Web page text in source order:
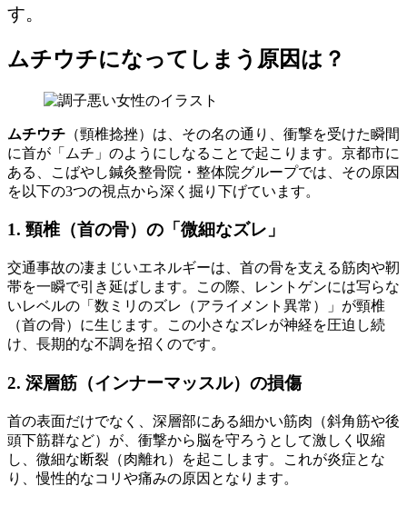
す。
ムチウチになってしまう原因は？
ムチウチ （頸椎捻挫）は、その名の通り、衝撃を受けた瞬間
に首が「ムチ」のようにしなることで起こります。京都市に
ある、こばやし鍼灸整骨院・整体院グループでは、その原因
を以下の3つの視点から深く掘り下げています。
1. 頸椎（首の骨）の「微細なズレ」
交通事故の凄まじいエネルギーは、首の骨を支える筋肉や靭
帯を一瞬で引き延ばします。この際、レントゲンには写らな
いレベルの「数ミリのズレ（アライメント異常）」が頸椎
（首の骨）に生じます。この小さなズレが神経を圧迫し続
け、長期的な不調を招くのです。
2. 深層筋（インナーマッスル）の損傷
首の表面だけでなく、深層部にある細かい筋肉（斜角筋や後
頭下筋群など）が、衝撃から脳を守ろうとして激しく収縮
し、微細な断裂（肉離れ）を起こします。これが炎症とな
り、慢性的なコリや痛みの原因となります。